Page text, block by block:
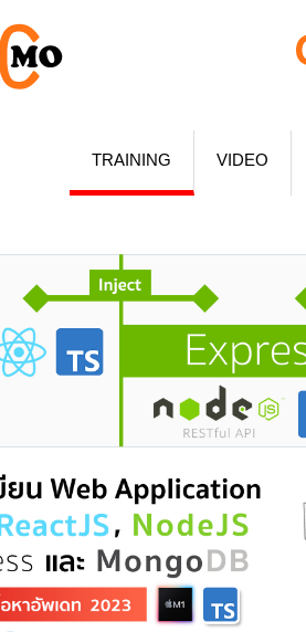
TRAINING VIDEO